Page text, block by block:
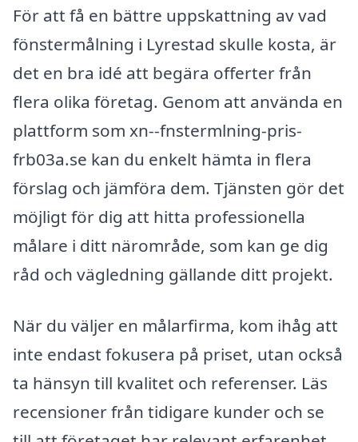
För att få en bättre uppskattning av vad
fönstermålning i Lyrestad skulle kosta, är
det en bra idé att begära offerter från
flera olika företag. Genom att använda en
plattform som xn--fnstermlning-pris-
frb03a.se kan du enkelt hämta in flera
förslag och jämföra dem. Tjänsten gör det
möjligt för dig att hitta professionella
målare i ditt närområde, som kan ge dig
råd och vägledning gällande ditt projekt.
När du väljer en målarfirma, kom ihåg att
inte endast fokusera på priset, utan också
ta hänsyn till kvalitet och referenser. Läs
recensioner från tidigare kunder och se